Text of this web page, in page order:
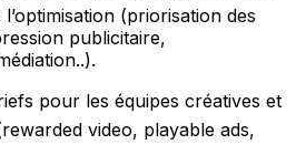
(priorisation des
publicitaire,
pour les équipes créatives et
video, playable ads,